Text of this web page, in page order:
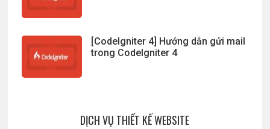
[CodeIgniter 4] Hướng dẫn gửi mail
trong CodeIgniter 4
DỊCH VỤ THIẾT KẾ WEBSITE